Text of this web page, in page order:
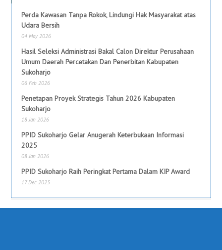
Perda Kawasan Tanpa Rokok, Lindungi Hak Masyarakat atas
Udara Bersih
04 May 2026
Hasil Seleksi Administrasi Bakal Calon Direktur Perusahaan
Umum Daerah Percetakan Dan Penerbitan Kabupaten
Sukoharjo
06 Feb 2026
Penetapan Proyek Strategis Tahun 2026 Kabupaten
Sukoharjo
18 Jan 2026
PPID Sukoharjo Gelar Anugerah Keterbukaan Informasi
2025
08 Jan 2026
PPID Sukoharjo Raih Peringkat Pertama Dalam KIP Award
17 Dec 2025